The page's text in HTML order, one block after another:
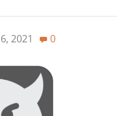
2021 0